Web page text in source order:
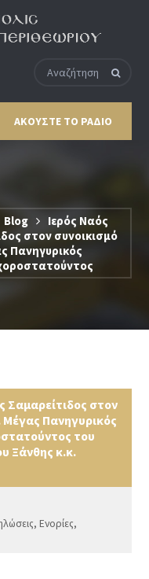
ΑΚΟΥΣΤΕ ΤΟ ΡΑΔΙΟ
Blog
Ιερός Ναός
στον συνοικισμό
Πανηγυρικός
Σαμαρείτιδος στον
Μέγας Πανηγυρικός
του
Ξάνθης κ.κ.
,Ενορίες,